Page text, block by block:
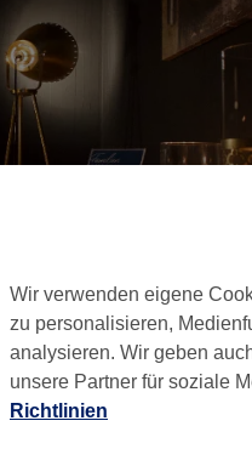
Wir verwenden eigene
zu personalisieren,
analysieren. Wir geben
unsere Partner für soziale
Richtlinien